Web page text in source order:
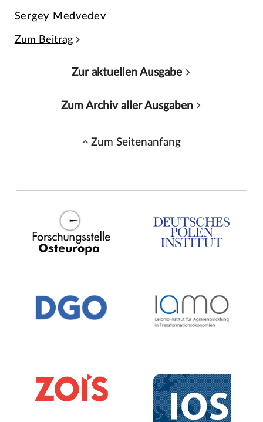
Sergey Medvedev
Zum Beitrag
Zur aktuellen Ausgabe
Zum Archiv aller Ausgaben
Zum Seitenanfang